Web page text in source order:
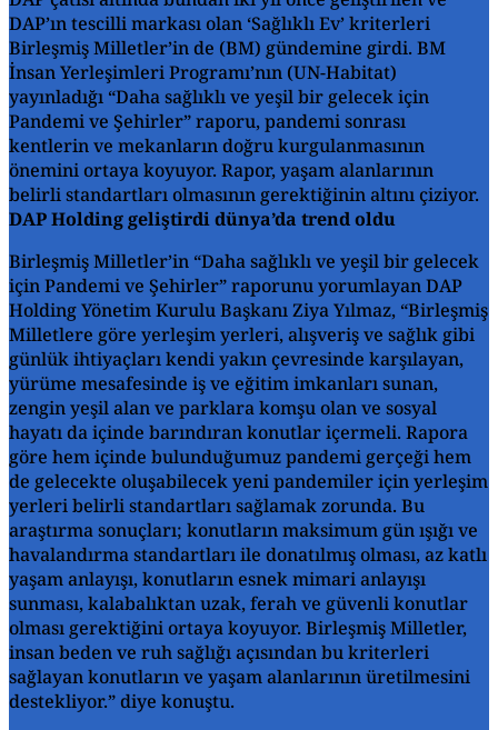
DAP’ın tescilli markası olan ‘Sağlıklı Ev’ kriterleri
Birleşmiş Milletler’in de (BM) gündemine girdi. BM
İnsan Yerleşimleri Programı’nın (UN-Habitat)
yayınladığı “Daha sağlıklı ve yeşil bir gelecek için
Pandemi ve Şehirler” raporu, pandemi sonrası
kentlerin ve mekanların doğru kurgulanmasının
önemini ortaya koyuyor. Rapor, yaşam alanlarının
belirli standartları olmasının gerektiğinin altını çiziyor.
DAP Holding geliştirdi dünya’da trend oldu
Birleşmiş Milletler’in “Daha sağlıklı ve yeşil bir gelecek
için Pandemi ve Şehirler” raporunu yorumlayan DAP
Holding Yönetim Kurulu Başkanı Ziya Yılmaz, “Birleşmiş
Milletlere göre yerleşim yerleri, alışveriş ve sağlık gibi
günlük ihtiyaçları kendi yakın çevresinde karşılayan,
yürüme mesafesinde iş ve eğitim imkanları sunan,
zengin yeşil alan ve parklara komşu olan ve sosyal
hayatı da içinde barındıran konutlar içermeli. Rapora
göre hem içinde bulunduğumuz pandemi gerçeği hem
de gelecekte oluşabilecek yeni pandemiler için yerleşim
yerleri belirli standartları sağlamak zorunda. Bu
araştırma sonuçları; konutların maksimum gün ışığı ve
havalandırma standartları ile donatılmış olması, az katlı
yaşam anlayışı, konutların esnek mimari anlayışı
sunması, kalabalıktan uzak, ferah ve güvenli konutlar
olması gerektiğini ortaya koyuyor. Birleşmiş Milletler,
insan beden ve ruh sağlığı açısından bu kriterleri
sağlayan konutların ve yaşam alanlarının üretilmesini
destekliyor.” diye konuştu.